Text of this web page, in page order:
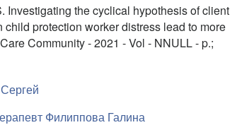
Investigating the cyclical hypothesis of client
protection worker distress lead to more
Community - 2021 - Vol - NNULL - p.;
Филиппова Галина